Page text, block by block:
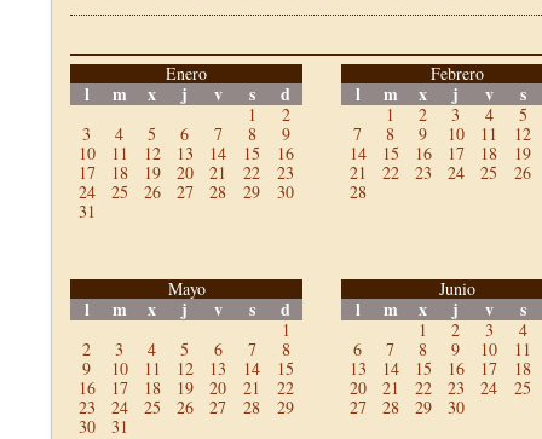
Enero
l m x j v s d
1
2
3
4 5 6 7 8
9
10
11 12 13 14 15
16
17
18 19 20 21 22
23
24
25 26 27 28 29
30
31
Febrero
l m x j v s
1 2 3 4
5
7
8 9 10 11
12
14
15 16 17 18
19
21
22 23 24 25
26
28
Mayo
l m x j v s d
1
2
3 4 5 6 7
8
9
10 11 12 13 14
15
16
17 18 19 20 21
22
23
24 25 26 27 28
29
30
31
Junio
l m x j v s
1 2 3
4
6
7 8 9 10
11
13
14 15 16 17
18
20
21 22 23 24
25
27
28 29 30